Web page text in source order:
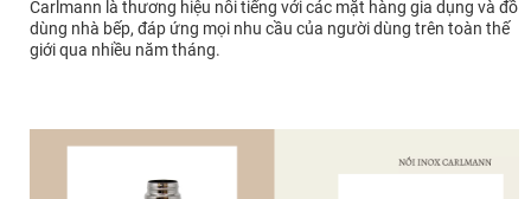
Carlmann là thương hiệu nổi tiếng với các mặt hàng gia dụng và đồ
dùng nhà bếp, đáp ứng mọi nhu cầu của người dùng trên toàn thế
giới qua nhiều năm tháng.